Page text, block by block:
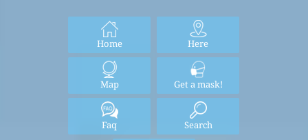
Home Here
Map Get a mask!
Faq Search